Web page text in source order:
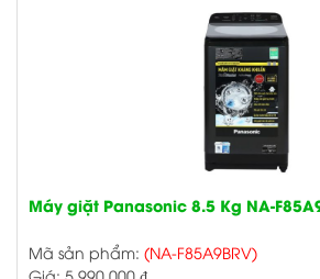
Máy giặt Panasonic 8.5 Kg NA-
Mã sản phẩm: (NA-F85A9BRV)
Giá: 5.990.000 ₫